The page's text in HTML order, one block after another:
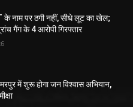
के नाम पर ठगी नहीं, सीधे लूट का खेल;
गैंग के 4 आरोपी गिरफ्तार
में शुरू होगा जन विश्वास अभियान,